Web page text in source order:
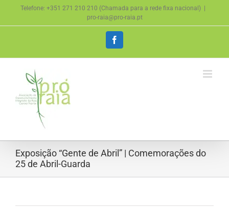
content
Telefone: +351 271 210 210 (Chamada para a rede fixa nacional)
pro-raia@pro-raia.pt
Facebook
Exposição “Gente de Abril” | Comemorações do
25 de Abril-Guarda